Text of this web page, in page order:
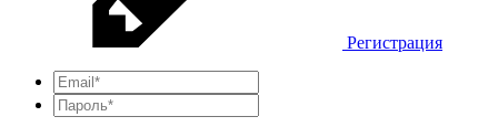
Регистрация